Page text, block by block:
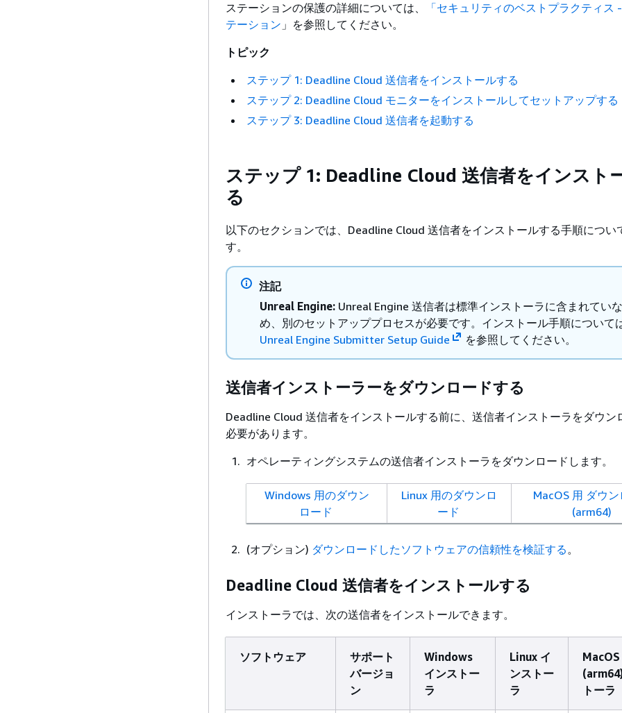
ステーションの保護の詳細については、
「セキュリティのベストプラクティス
テーション 」を参照してください。
トピック
ステップ 1: Deadline Cloud 送信者をインストールする
ステップ 2: Deadline Cloud モニターをインストールしてセットアップする
ステップ 3: Deadline Cloud 送信者を起動する
ステップ 1: Deadline Cloud 送信者をインスト
る
以下のセクションでは、Deadline Cloud 送信者をインストールする手順につい
す。
注記
Unreal Engine: Unreal Engine 送信者は標準インストーラに含まれてい
め、別のセットアッププロセスが必要です。インストール手順については
Unreal Engine Submitter Setup Guide
を参照してください。
送信者インストーラーをダウンロードする
Deadline Cloud 送信者をインストールする前に、送信者インストーラをダウン
必要があります。
オペレーティングシステムの送信者インストーラをダウンロードします。
Windows 用のダウン
ロード
Linux 用のダウンロ
ード
MacOS 用 ダウン
(arm64)
(オプション) ダウンロードしたソフトウェアの信頼性を検証する 。
Deadline Cloud 送信者をインストールする
インストーラでは、次の送信者をインストールできます。
ソフトウェア
サポート
バージョ
ン
Windows
インストー
ラ
Linux イ
ンストー
ラ
MacOS
トーラ